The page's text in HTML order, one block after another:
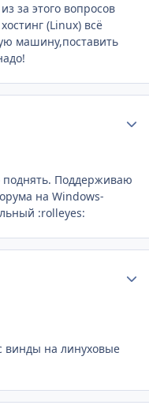
за этого вопросов
(Linux) всё
машину,поставить
Поддерживаю
на Windows-
:rolleyes:
винды на линуховые